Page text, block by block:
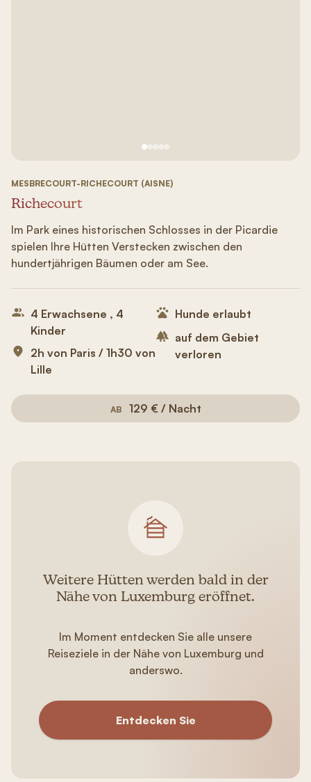
MESBRECOURT-RICHECOURT (AISNE)
Richecourt
Im Park eines historischen Schlosses in der Picardie
spielen Ihre Hütten Verstecken zwischen den
hundertjährigen Bäumen oder am See.
4 Erwachsene , 4
Kinder
2h von Paris / 1h30 von
Lille
Hunde erlaubt
auf dem Gebiet
verloren
AB 129 € / Nacht
Weitere Hütten werden bald in der
Nähe von Luxemburg eröffnet.
Im Moment entdecken Sie alle unsere
Reiseziele in der Nähe von Luxemburg und
anderswo.
Entdecken Sie